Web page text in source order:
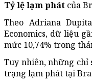
Tỷ lệ lạm phát của
Theo Adriana
Economics, dữ liệu
mức 10,74% trong
Tuy nhiên, những
trạng lạm phát tại